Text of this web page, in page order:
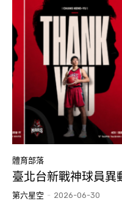
體育部落
臺北台新戰神球員異
第六星空 - 2026-06-30